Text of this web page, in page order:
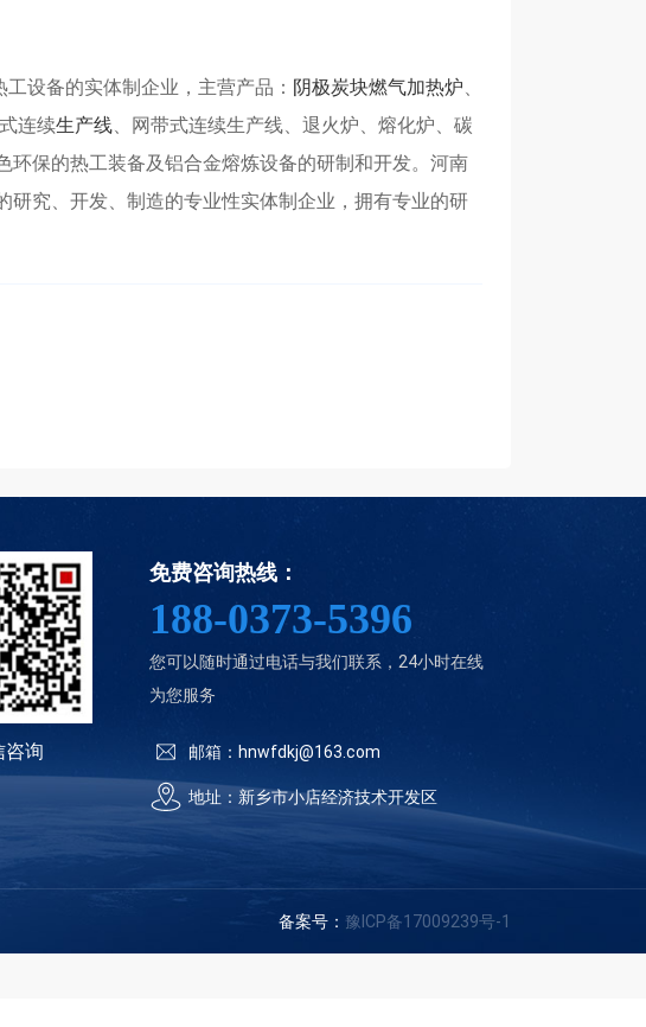
设备的实体制企业，主营产品： 阴极炭块燃气加热炉、
连续生产线、网带式连续生产线、退火炉、熔化炉、碳
保的热工装备及铝合金熔炼设备的研制和开发。河南
究、开发、制造的专业性实体制企业，拥有专业的研
咨询
免费咨询热线：
188-0373-5396
您可以随时通过电话与我们联系，24小时在线
为您服务
邮箱：hnwfdkj@163.com
地址：新乡市小店经济技术开发区
备案号： 豫ICP备17009239号-1